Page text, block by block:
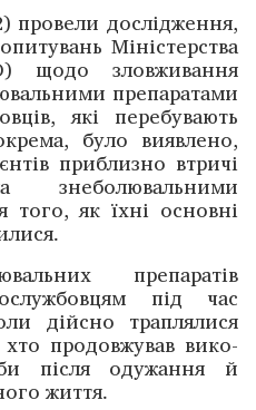
провели дослі­дження,
Міністерства
щодо зловживання
препаратами
які пере­бувають
було виявлено,
приблизно втричі
знеболювальними
того, як їхні основні
препаратів
під час
дійсно ­траплялися
продовжував вико­
після ­одужання й
життя.